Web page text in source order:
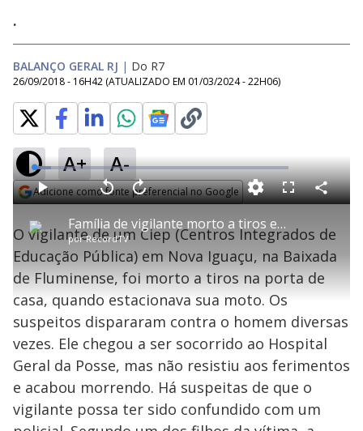
.
BALANÇO GERAL RJ | Do R7
26/09/2018 - 16H42 (ATUALIZADO EM 01/03/2024 - 22H06)
A+ A-
Adicione como fonte preferencial no Google
P
l
a
y
Família de vigilante morto a tiros em Nova Iguaçu está arrasada
porRecordTV
P V
t
a
r
0
e
g
n
d
s
A
n
1
0
s
e
u
n
o
s
d
L
o
a
d
e
.
7
0
%
F
s
c
r
e
n
C
o
a
r
i
l
a
O vigilante de um Ciep (Centros Integrados de
Educação Pública) em Nova Iguaçu, na Baixada
de Fluminense, foi morto a tiros na porta de
casa, quando estacionava sua moto. Os
suspeitos dispararam contra o homem diversas
vezes. Ele chegou a ser socorrido ao Hospital
Geral da Posse, mas não resistiu aos ferimentos
e acabou morrendo. Há suspeitas de que o
vigilante possa ter sido confundido com um